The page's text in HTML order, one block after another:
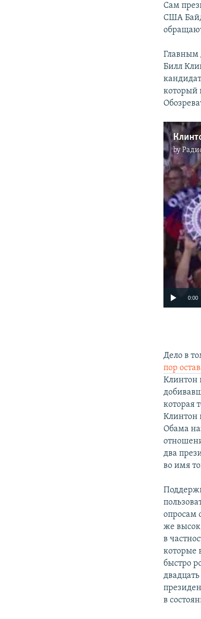
Сам
США
Главным
Билл
который
by
0:00
Дело в
пор
Клинтон
которая
Клинтон
Обама
два
во имя
опросам
же
в
которые
быстро
в